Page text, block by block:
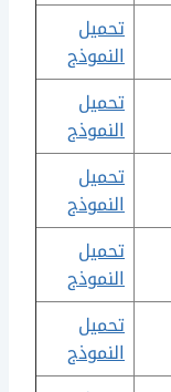
تحميل
النموذج
تحميل
النموذج
تحميل
النموذج
تحميل
النموذج
تحميل
النموذج